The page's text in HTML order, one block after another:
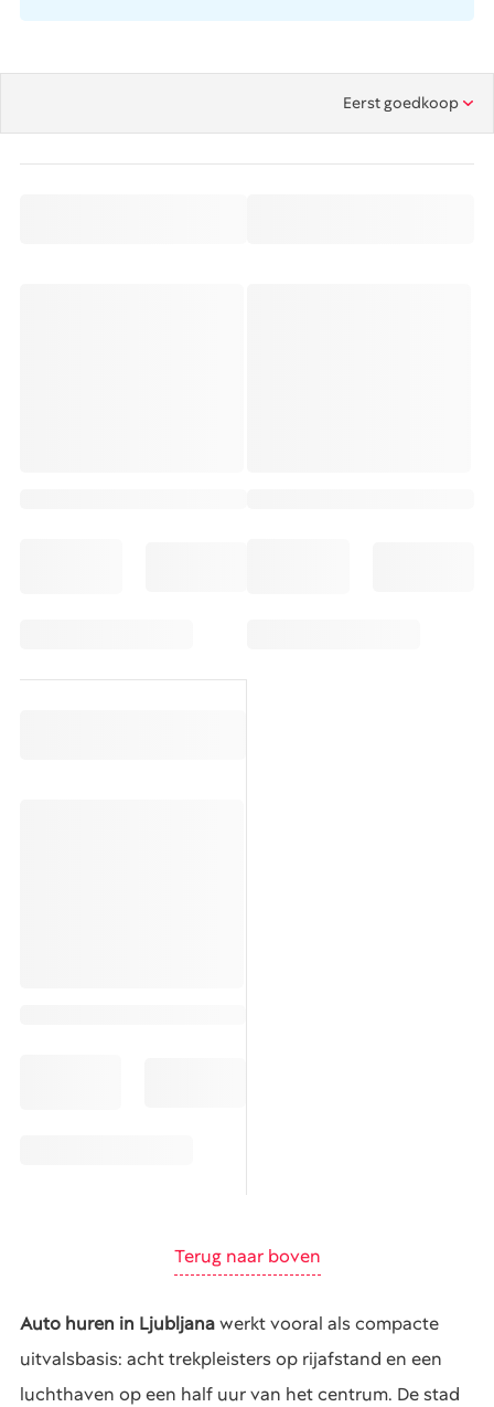
Eerst goedkoop
Terug naar boven
Auto huren in Ljubljanawerkt vooral als compacte
uitvalsbasis: acht trekpleisters op rijafstand en een
luchthaven op een half uur van het centrum. De stad